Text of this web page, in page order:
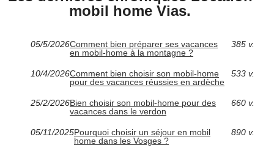
mobil home Vias.
05/5/2026Comment bien préparer ses vacances
en mobil-home à la montagne ?
385 v.
10/4/2026Comment bien choisir son mobil-home
pour des vacances réussies en ardèche
533 v.
25/2/2026Bien choisir son mobil-home pour des
vacances dans le verdon
660 v.
05/11/2025Pourquoi choisir un séjour en mobil
home dans les Vosges ?
890 v.